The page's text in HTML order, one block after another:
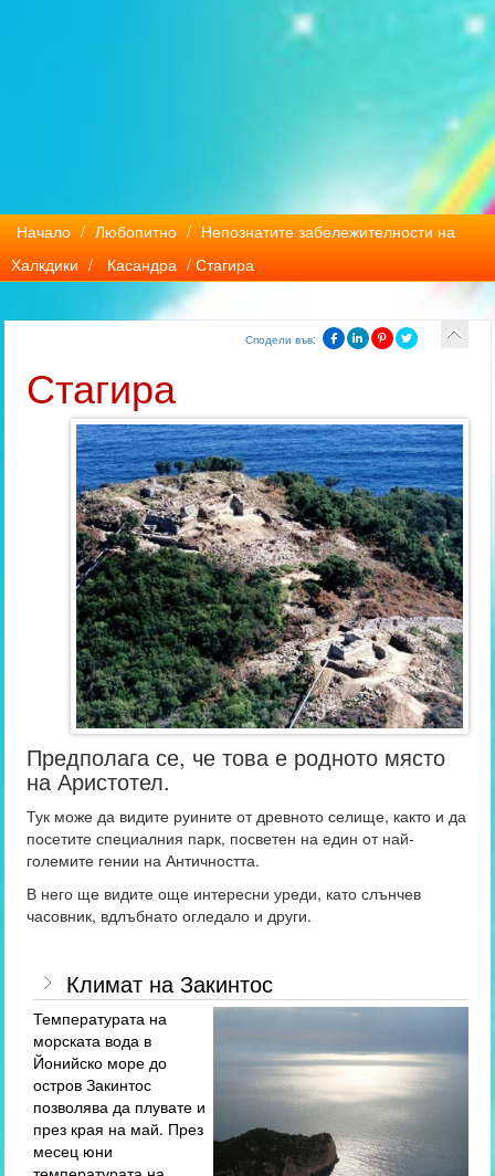
Начало / Любопитно / Непознатите забележителности на
Халкдики / Касандра / Стагира
Сподели във:
Стагира
Предполага се, че това е родното място
на Аристотел.
Тук може да видите руините от древното селище, както и да
посетите специалния парк, посветен на един от най-
големите гении на Античността.
В него ще видите още интересни уреди, като слънчев
часовник, вдлъбнато огледало и други.
Климат на Закинтос
Температурата на
морската вода в
Йонийско море до
остров Закинтос
позволява да плувате и
през края на май. През
месец юни